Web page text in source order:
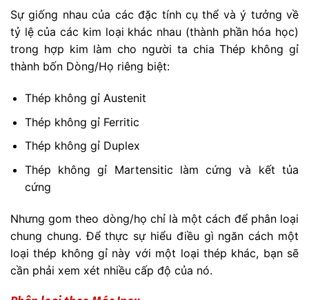
Sự giống nhau của các đặc tính cụ thể và ý tưởng về
tỷ lệ của các kim loại khác nhau (thành phần hóa học)
trong hợp kim làm cho người ta chia Thép không gỉ
thành bốn Dòng/Họ riêng biệt:
Thép không gỉ Austenit
Thép không gỉ Ferritic
Thép không gỉ Duplex
Thép không gỉ Martensitic làm cứng và kết tủa
cứng
Nhưng gom theo dòng/họ chỉ là một cách để phân loại
chung chung. Để thực sự hiểu điều gì ngăn cách một
loại thép không gỉ này với một loại thép khác, bạn sẽ
cần phải xem xét nhiều cấp độ của nó.